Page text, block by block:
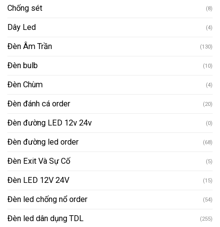
Chống sét (8)
Dây Led (4)
Đèn Âm Trần (130)
Đèn bulb (10)
Đèn Chùm (4)
Đèn đánh cá order (20)
Đèn đường LED 12v 24v (0)
Đèn đường led order (68)
Đèn Exit Và Sự Cố (5)
Đèn LED 12V 24V (15)
Đèn led chống nổ order (54)
Đèn led dân dụng TDL (255)